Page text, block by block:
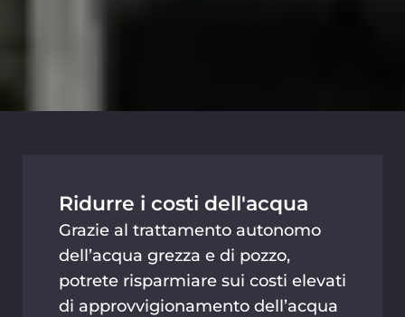
Ridurre i costi dell'acqua
Grazie al trattamento autonomo
dell’acqua grezza e di pozzo,
potrete risparmiare sui costi elevati
di approvvigionamento dell’acqua